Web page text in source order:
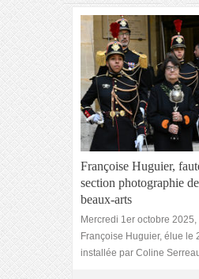
Françoise Huguier,
section photographie
beaux-arts
Mercredi 1er octobre
Françoise Huguier, élue le
installée par Coline